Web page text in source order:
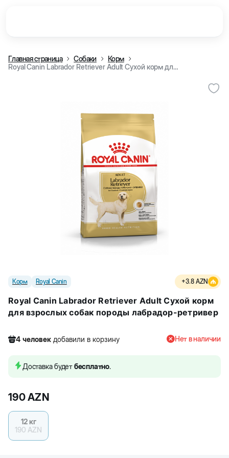
Главная страница Собаки
Корм
Royal Canin Labrador Retriever Adult Сухой корм для взрослых собак породы лабрадор-ретривер
Корм Royal Canin +3.8 AZN
Royal Canin Labrador Retriever Adult Сухой корм
для взрослых собак породы лабрадор-ретривер
4 человек добавили в корзину
18 человек купили товар
Нет в наличии
Доставка будетбесплатно.
190AZN
12 кг
190 AZN